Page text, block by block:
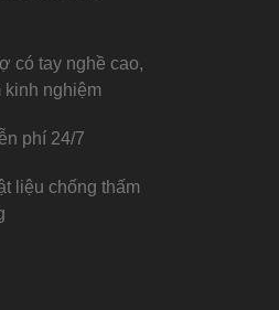
có tay nghề cao,
kinh nghiệm
phí 24/7
liệu chống thấm